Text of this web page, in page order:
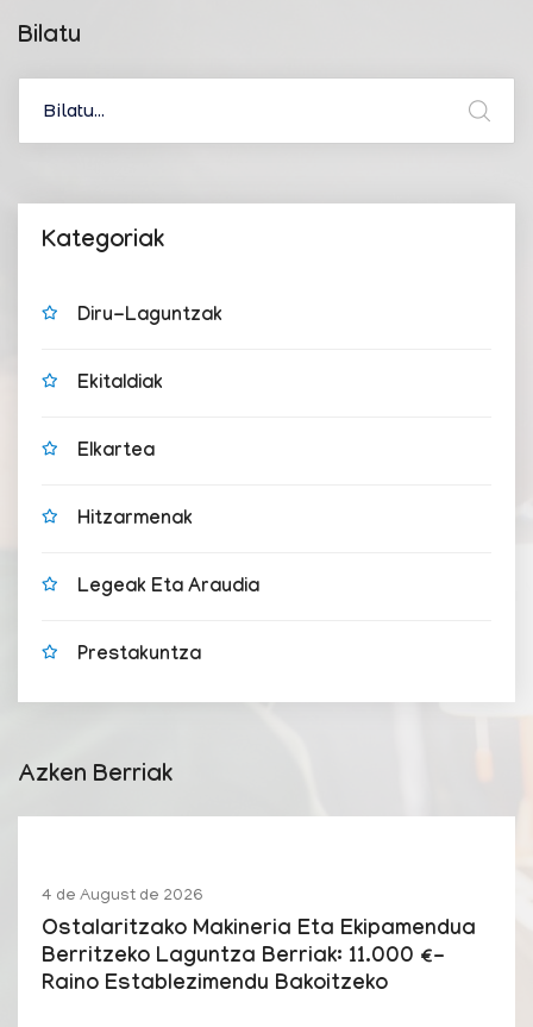
Bilatu
Kategoriak
Diru-Laguntzak
Ekitaldiak
Elkartea
Hitzarmenak
Legeak Eta Araudia
Prestakuntza
Azken Berriak
4 de August de 2026
Ostalaritzako Makineria Eta Ekipamendua
Berritzeko Laguntza Berriak: 11.000 €-
Raino Establezimendu Bakoitzeko